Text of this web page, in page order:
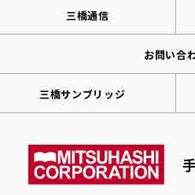
三橋通信
お問い合
三橋サンブリッジ